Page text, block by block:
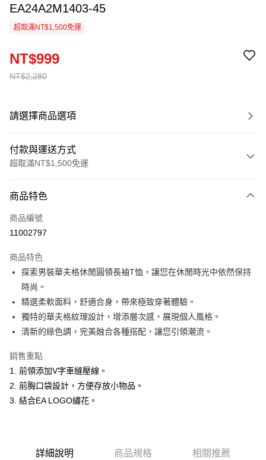
EA24A2M1403-45
超取滿NT$1,500免運
NT$2,280
NT$999
請選擇商品選項
付款與運送方式
超取滿NT$1,500免運
信用卡一次付款
超商取貨付款
Apple Pay
悠遊付
ATM付款
全家取貨付款
每筆NT$60，滿NT$1,500(含以上)免運費
付款後全家取貨
每筆NT$60，滿NT$1,500(含以上)免運費
商品特色
商品編號
11002797
商品特色
探索男裝華夫格休閒圓領長袖T恤，讓您在休閒時光中依然保持
時尚。
精選柔軟面料，舒適合身，帶來極致穿著體驗。
獨特的華夫格紋理設計，增添層次感，展現個人風格。
清新的綠色調，完美融合各種搭配，讓您引領潮流。
銷售重點
1. 前領添加V字車縫壓線。
2. 前胸口袋設計，方便存放小物品。
3. 結合EA LOGO繡花。
詳細說明 商品規格 相關推薦